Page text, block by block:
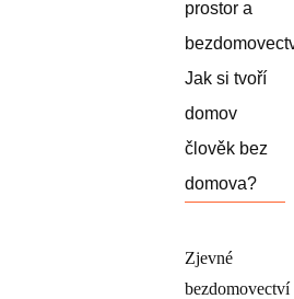
prostor a
Jak si tvoří
domov
člověk bez
domova?
Zjevné
bezdomovectví